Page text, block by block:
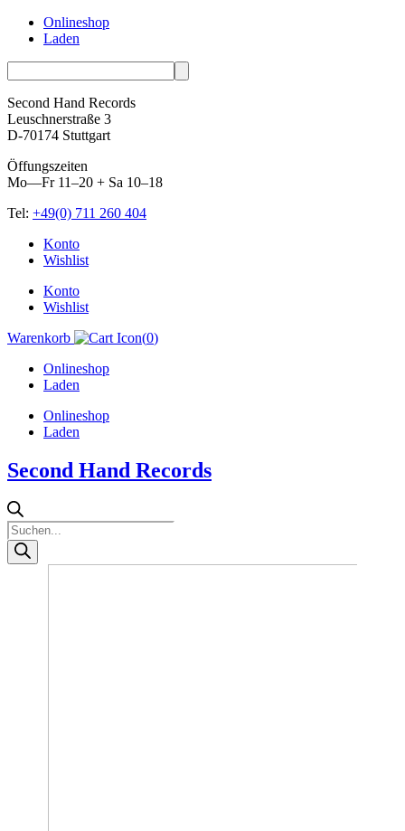
Onlineshop
Laden
Second Hand Records
Leuschnerstraße 3
D-70174 Stuttgart
Öffungszeiten
Mo—Fr 11–20 + Sa 10–18
Tel: +49(0) 711 260 404
Skip
Konto
Wishlist
Konto
Wishlist
Warenkorb
(0)
Onlineshop
Laden
Onlineshop
Laden
Second Hand Records
Products
search